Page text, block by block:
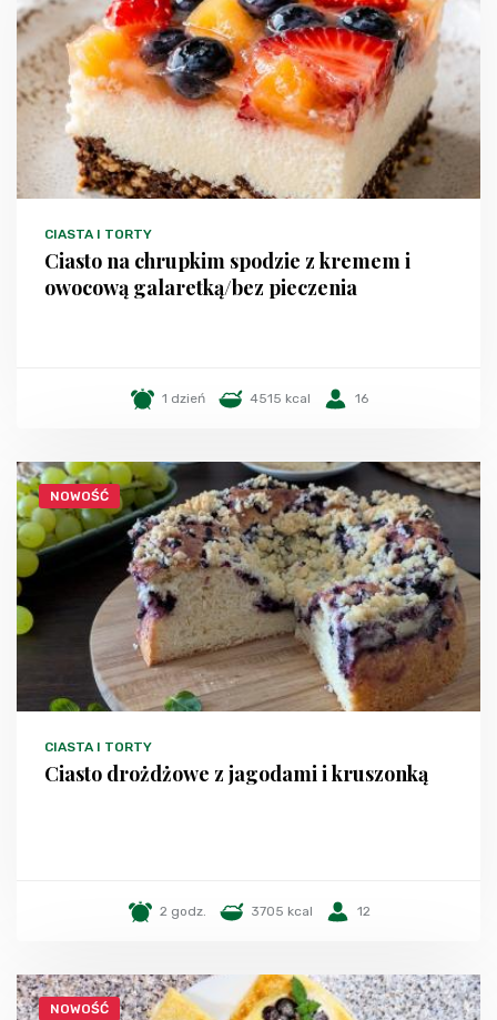
CIASTA I TORTY
Ciasto na chrupkim spodzie z kremem i
owocową galaretką/bez pieczenia
1 dzień 4515 kcal 16
NOWOŚĆ
CIASTA I TORTY
Ciasto drożdżowe z jagodami i kruszonką
2 godz. 3705 kcal 12
NOWOŚĆ